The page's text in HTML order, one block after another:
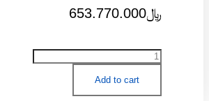
﷼653.770.000
یخچال
فریزر
پاکشوما
ساید
Add to cart